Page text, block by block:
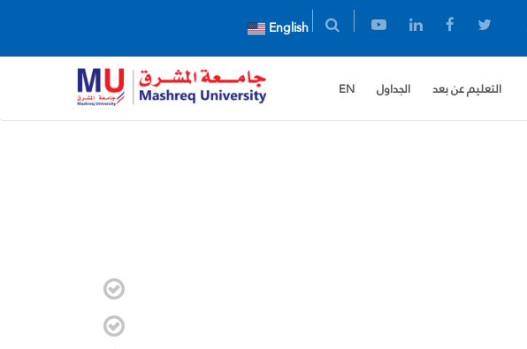
English
EN الجداول التعليم عن بعد